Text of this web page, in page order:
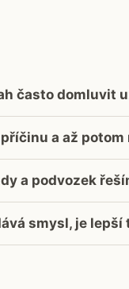
často domluvit
a až potom
a podvozek
smysl, je